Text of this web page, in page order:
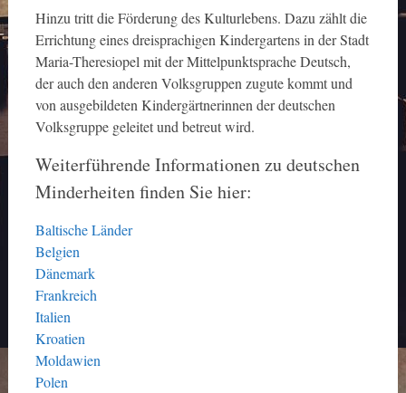
Hinzu tritt die Förderung des Kulturlebens. Dazu zählt die
Errichtung eines dreisprachigen Kindergartens in der Stadt
Maria-Theresiopel mit der Mittelpunktsprache Deutsch,
der auch den anderen Volksgruppen zugute kommt und
von ausgebildeten Kindergärtnerinnen der deutschen
Volksgruppe geleitet und betreut wird.
Weiterführende Informationen zu deutschen
Minderheiten finden Sie hier:
Baltische Länder
Belgien
Dänemark
Frankreich
Italien
Kroatien
Moldawien
Polen